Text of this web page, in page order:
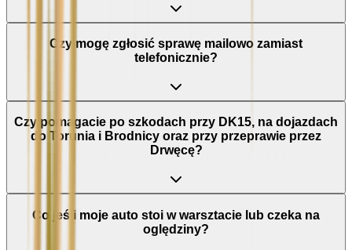
Czy mogę zgłosić sprawę mailowo zamiast
telefonicznie?
Czy pomagacie po szkodach przy DK15, na dojazdach
do Torunia i Brodnicy oraz przy przeprawie przez
Drwęcę?
Co jeśli moje auto stoi w warsztacie lub czeka na
oględziny?